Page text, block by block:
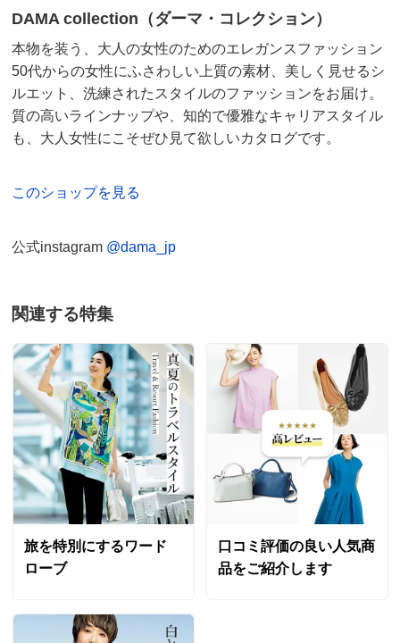
DAMA collection（ダーマ・コレクション）
本物を装う、大人の女性のためのエレガンスファッション
50代からの女性にふさわしい上質の素材、美しく見せるシ
ルエット、洗練されたスタイルのファッションをお届け。
質の高いラインナップや、知的で優雅なキャリアスタイル
も、大人女性にこそぜひ見て欲しいカタログです。
このショップを見る
公式instagram @dama_jp
関連する特集
旅を特別にするワード
ローブ
口コミ評価の良い人気商
品をご紹介します